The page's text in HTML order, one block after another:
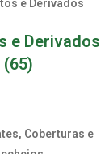
e Derivados
(65)